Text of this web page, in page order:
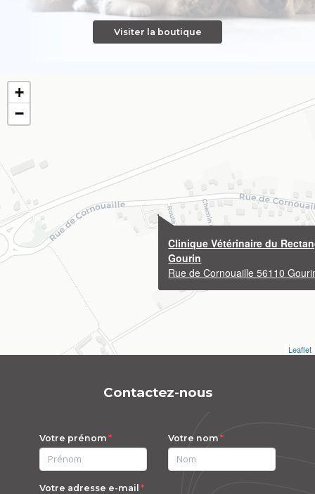
Visiter la boutique
Clinique Vétérinaire du
Gourin
Rue de Cornouaille 56110
+
−
Leaflet
Contactez-nous
Votre prénom Votre nom
Votre adresse e-mail